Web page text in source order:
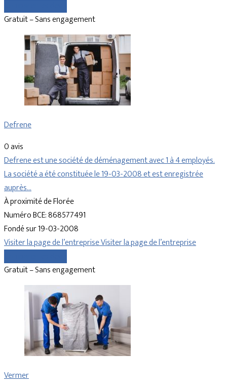
Gratuit – Sans engagement
Defrene
0 avis
Defrene est une société de déménagement avec 1 à 4 employés.
La société a été constituée le 19-03-2008 et est enregistrée
auprès…
À proximité de Florée
Numéro BCE: 868577491
Fondé sur 19-03-2008
Visiter la page de l’entrepriseVisiter la page de l’entreprise
Gratuit – Sans engagement
Vermer